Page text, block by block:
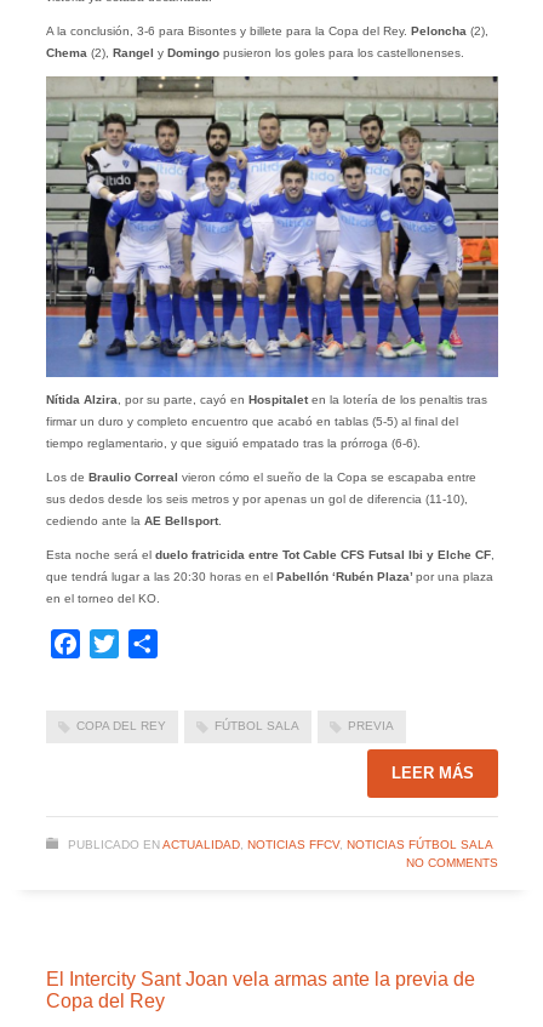
A la conclusión, 3-6 para Bisontes y billete para la Copa del Rey. Peloncha (2),
Chema (2), Rangel y Domingo pusieron los goles para los castellonenses.
Nítida Alzira, por su parte, cayó en Hospitaleten la lotería de los penaltis tras
firmar un duro y completo encuentro que acabó en tablas (5-5) al final del
tiempo reglamentario, y que siguió empatado tras la prórroga (6-6).
Los de Braulio Correal vieron cómo el sueño de la Copa se escapaba entre
sus dedos desde los seis metros y por apenas un gol de diferencia (11-10),
cediendo ante la AE Bellsport.
Esta noche será el duelo fratricida entre Tot Cable CFS Futsal Ibi y Elche CF,
que tendrá lugar a las 20:30 horas en el
Pabellón ‘Rubén Plaza’ por una plaza
en el torneo del KO.
Facebook
Twitter
COPA DEL REY FÚTBOL SALA PREVIA
LEER MÁS
PUBLICADO EN ACTUALIDAD, NOTICIAS FFCV, NOTICIAS FÚTBOL SALA
NO COMMENTS
El Intercity Sant Joan vela armas ante la previa de
Copa del Rey